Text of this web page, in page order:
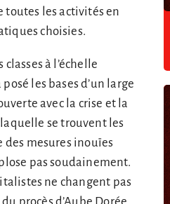
toutes les activités en
choisies.
à l’échelle
les bases d’un large
avec la crise et la
se trouvent les
mesures inouïes
pas soudainement.
ne changent pas
procès d’Aube Dorée